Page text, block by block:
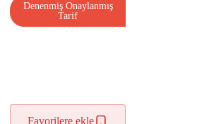
Favorilere ekle
Denenmiş Onaylanmış
Tarif